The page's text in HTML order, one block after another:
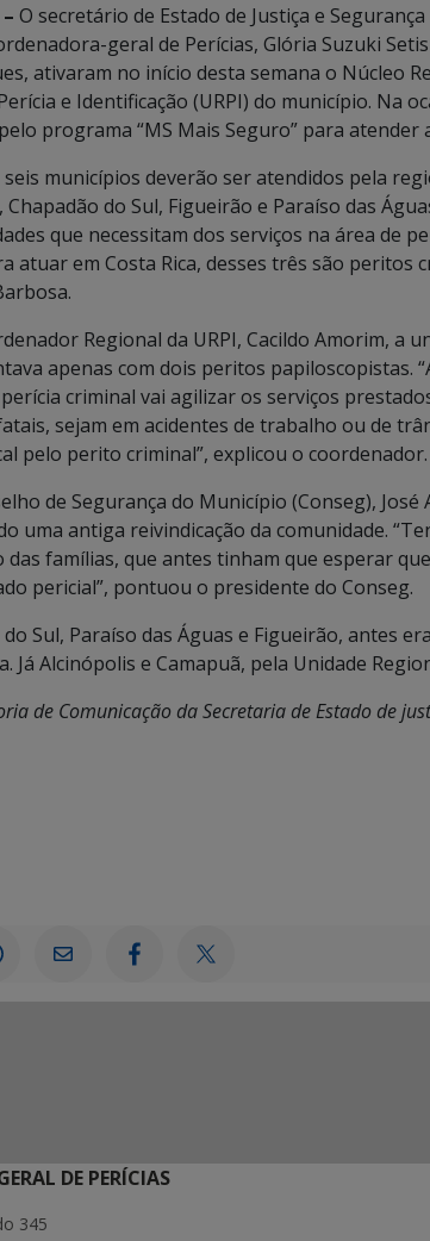
O secretário de Estado de Justiça e
geral de Perícias, Glória Suzuki
ativaram no início desta semana o Núcleo
e Identificação (URPI) do município. Na
programa “MS Mais Seguro” para atender
municípios deverão ser atendidos pela
do Sul, Figueirão e Paraíso das
que necessitam dos serviços na área de
atuar em Costa Rica, desses três são peritos
Regional da URPI, Cacildo Amorim, a
apenas com dois peritos papiloscopistas.
criminal vai agilizar os serviços
sejam em acidentes de trabalho ou de
pelo perito criminal”, explicou o coordenador.
de Segurança do Município (Conseg), José
uma antiga reivindicação da comunidade.
famílias, que antes tinham que esperar
pericial”, pontuou o presidente do Conseg.
do Sul, Paraíso das Águas e Figueirão, antes
Já Alcinópolis e Camapuã, pela Unidade
de Comunicação da Secretaria de Estado de
DE PERÍCIAS
345